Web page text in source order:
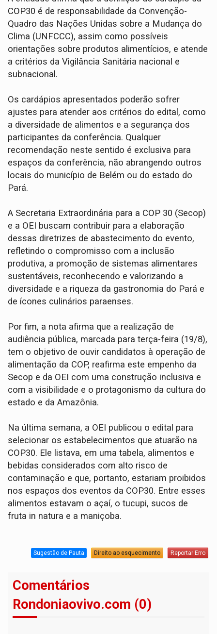
COP30 é de responsabilidade da Convenção-
Quadro das Nações Unidas sobre a Mudança do
Clima (UNFCCC), assim como possíveis
orientações sobre produtos alimentícios, e atende
a critérios da Vigilância Sanitária nacional e
subnacional.
Os cardápios apresentados poderão sofrer
ajustes para atender aos critérios do edital, como
a diversidade de alimentos e a segurança dos
participantes da conferência. Qualquer
recomendação neste sentido é exclusiva para
espaços da conferência, não abrangendo outros
locais do município de Belém ou do estado do
Pará.
A Secretaria Extraordinária para a COP 30 (Secop)
e a OEI buscam contribuir para a elaboração
dessas diretrizes de abastecimento do evento,
refletindo o compromisso com a inclusão
produtiva, a promoção de sistemas alimentares
sustentáveis, reconhecendo e valorizando a
diversidade e a riqueza da gastronomia do Pará e
de ícones culinários paraenses.
Por fim, a nota afirma que a realização de
audiência pública, marcada para terça-feira (19/8),
tem o objetivo de ouvir candidatos à operação de
alimentação da COP, reafirma este empenho da
Secop e da OEI com uma construção inclusiva e
com a visibilidade e o protagonismo da cultura do
estado e da Amazônia.
Na última semana, a OEI publicou o edital para
selecionar os estabelecimentos que atuarão na
COP30. Ele listava, em uma tabela, alimentos e
bebidas considerados com alto risco de
contaminação e que, portanto, estariam proibidos
nos espaços dos eventos da COP30. Entre esses
alimentos estavam o açaí, o tucupi, sucos de
fruta in natura e a maniçoba.
Sugestão de Pauta Direito ao esquecimento Reportar Erro
Comentários
Rondoniaovivo.com (0)